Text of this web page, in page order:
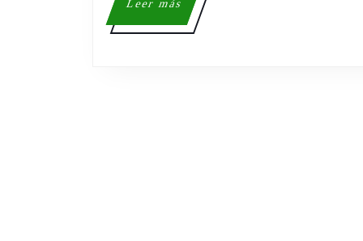
Leer másLeer
más